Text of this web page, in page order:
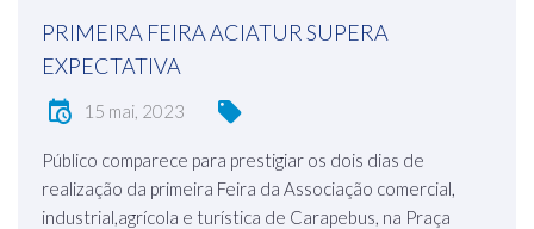
PRIMEIRA FEIRA ACIATUR SUPERA
EXPECTATIVA
15 mai, 2023
Público comparece para prestigiar os dois dias de
realização da primeira Feira da Associação comercial,
industrial,agrícola e turística de Carapebus, na Praça